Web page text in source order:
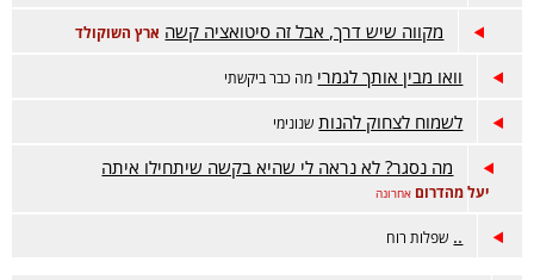
מקווה שיש דרך, אבל זה סיטואציה קשה ארץ השוקולד
וואו מבין אותך לגמרי מה כבר ביקשתי
לשמוח לצחוק להנות שנונימי
מה נסגר? לא נראה לי שהיא בקשה שיתחילו איתה
יעל מהדרום אחרונה
.. שפלות רוח